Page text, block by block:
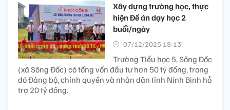
Xây dựng trường học, thực
hiện Đề án dạy học 2
buổi/ngày
07/12/2025 18:13’
Trường Tiểu học 5, Sông Đốc
(xã Sông Đốc) có tổng vốn đầu tư hơn 50 tỷ đồng, trong
đó Đảng bộ, chính quyền và nhân dân tỉnh Ninh Bình hỗ
trợ 20 tỷ đồng.